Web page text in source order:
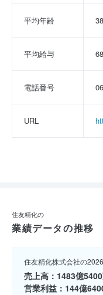
平均年齢
平均給与
電話番号
URL
住友精化の
業績データの推移
住友精化株式会社の
売上高
1483億
営業利益
144億